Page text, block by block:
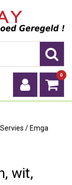
0
Servies / Emga
wit,